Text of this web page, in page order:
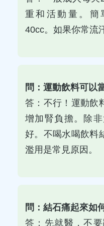
重和活動量。簡
40cc。如果你常流
問：運動飲料可以
答：不行！運動飲
增加腎負擔。除
好。不喝水喝飲料
濫用是常見原因。
問：結石痛起來如
答：先就醫，不